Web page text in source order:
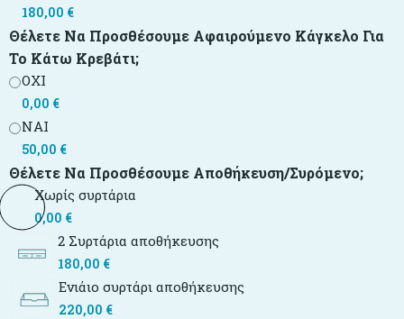
180,00 €
Θέλετε Να Προσθέσουμε Αφαιρούμενο Κάγκελο Για
Το Κάτω Κρεβάτι;
ΟΧΙ
0,00 €
ΝΑΙ
50,00 €
Θέλετε Να Προσθέσουμε Αποθήκευση/συρόμενο;
Χωρίς συρτάρια
0,00 €
2 Συρτάρια αποθήκευσης
180,00 €
Ενιάιο συρτάρι αποθήκευσης
220,00 €